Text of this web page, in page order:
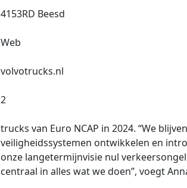
4153RD Beesd
Web
volvotrucks.nl
2
trucks van Euro NCAP in 2024. “We
veiligheidssystemen ontwikkelen en
onze langetermijnvisie nul
centraal in alles wat we doen”, voegt